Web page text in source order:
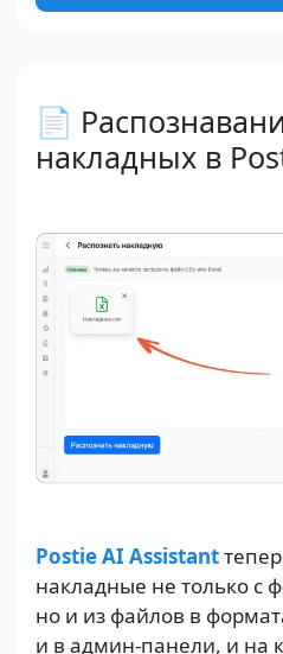
📄
накладных в
Postie AI Assistant
накладные не только с
но и из файлов в
и в админ-панели, и на